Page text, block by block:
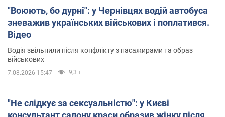
"Воюють, бо дурні": у Чернівцях водій автобуса
зневажив українських військових і поплатився.
Відео
Водія звільнили після конфлікту з пасажирами та образ
військових
7.08.2026 15:47 9,3 т.
"Не слідкує за сексуальністю": у Києві